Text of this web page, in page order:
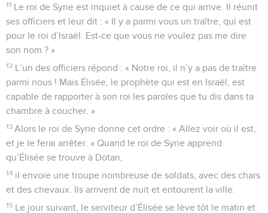
11 Le roi de Syrie est inquiet à cause de ce qui arrive. Il réunit
ses officiers et leur dit : « Il y a parmi vous un traître, qui est
pour le roi d’Israël. Est-ce que vous ne voulez pas me dire
son nom ? »
12 L’un des officiers répond : « Notre roi, il n’y a pas de traître
parmi nous ! Mais Élisée, le prophète qui est en Israël, est
capable de rapporter à son roi les paroles que tu dis dans ta
chambre à coucher. »
13 Alors le roi de Syrie donne cet ordre : « Allez voir où il est,
et je le ferai arrêter. » Quand le roi de Syrie apprend
qu’Élisée se trouve à Dotan,
14 il envoie une troupe nombreuse de soldats, avec des chars
et des chevaux. Ils arrivent de nuit et entourent la ville.
15 Le jour suivant, le serviteur d’Élisée se lève tôt le matin et